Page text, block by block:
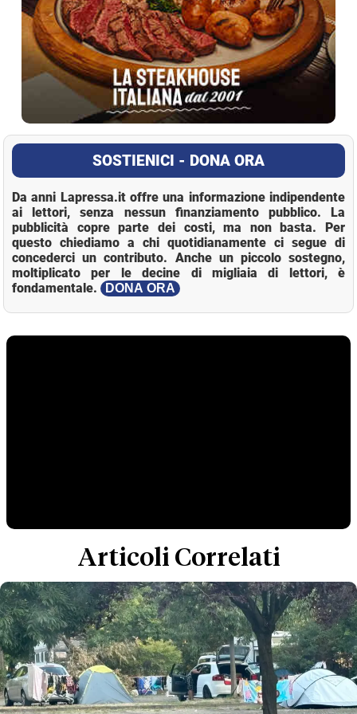
SOSTIENICI - DONA ORA
Da anni Lapressa.it offre una informazione indipendente
ai lettori, senza nessun finanziamento pubblico. La
pubblicità copre parte dei costi, ma non basta. Per
questo chiediamo a chi quotidianamente ci segue di
concederci un contributo. Anche un piccolo sostegno,
moltiplicato per le decine di migliaia di lettori, è
fondamentale.
DONA ORA
Articoli Correlati